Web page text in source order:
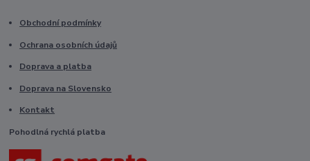
Obchodní podmínky
Ochrana osobních údajů
Doprava a platba
Doprava na Slovensko
Kontakt
Pohodlná rychlá platba